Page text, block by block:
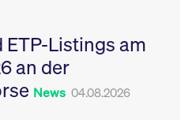
ETP-Listings am
an der
News 04.08.2026